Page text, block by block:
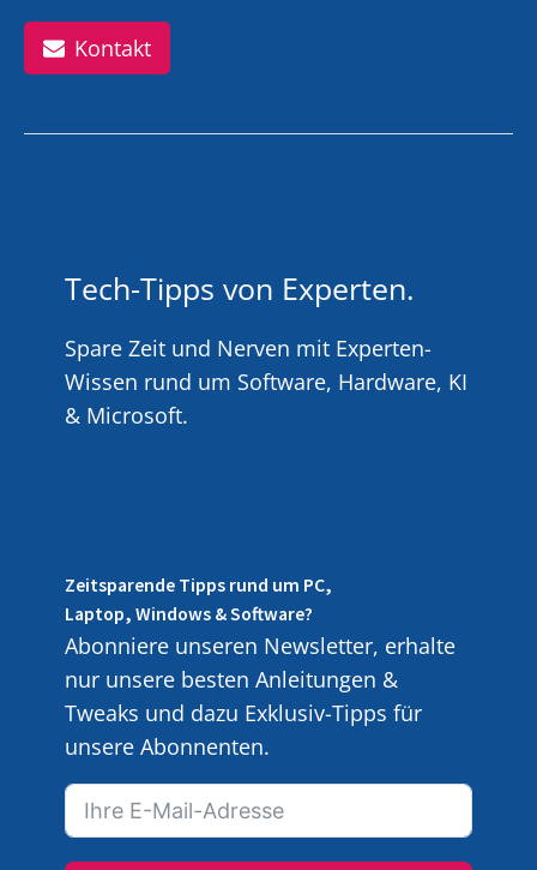
Kontakt
Tech-Tipps von Experten.
Spare Zeit und Nerven mit Experten-
Wissen rund um Software, Hardware, KI
& Microsoft.
Zeitsparende Tipps rund um PC,
Laptop, Windows & Software?
Abonniere unseren Newsletter, erhalte
nur unsere besten Anleitungen &
Tweaks und dazu Exklusiv-Tipps für
unsere Abonnenten.